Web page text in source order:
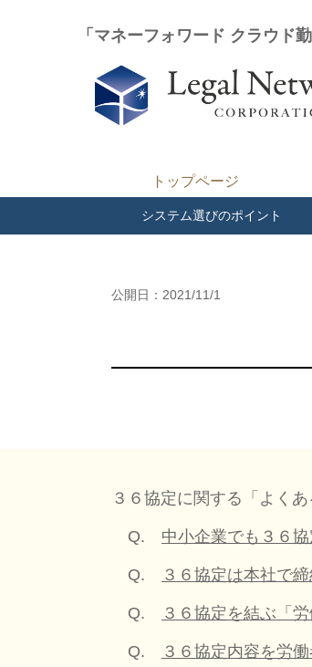
「マネーフォワード クラウド
トップページ
システム選びのポイント
公開日：2021/11/1
３６協定に関する「よく
Q. 中小企業でも３６
Q. ３６協定は本社で
Q. ３６協定を結ぶ「
Q. ３６協定内容を労